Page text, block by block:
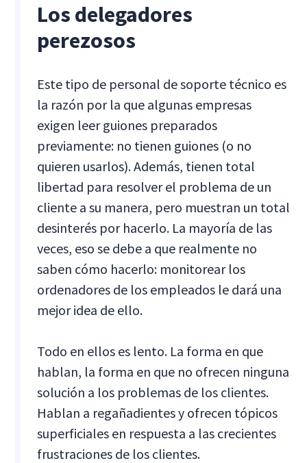
Los delegadores
perezosos
Este tipo de personal de soporte técnico es
la razón por la que algunas empresas
exigen leer guiones preparados
previamente: no tienen guiones (o no
quieren usarlos). Además, tienen total
libertad para resolver el problema de un
cliente a su manera, pero muestran un total
desinterés por hacerlo. La mayoría de las
veces, eso se debe a que realmente no
saben cómo hacerlo: monitorear los
ordenadores de los empleados le dará una
mejor idea de ello.
Todo en ellos es lento. La forma en que
hablan, la forma en que no ofrecen ninguna
solución a los problemas de los clientes.
Hablan a regañadientes y ofrecen tópicos
superficiales en respuesta a las crecientes
frustraciones de los clientes.